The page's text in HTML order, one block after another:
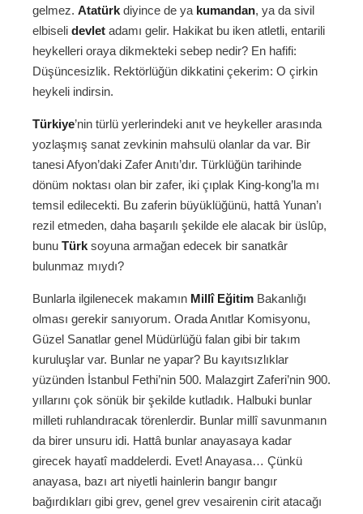
gelmez. Atatürk diyince de ya kumandan, ya da sivil
elbiseli devlet adamı gelir. Hakikat bu iken atletli, entarili
heykelleri oraya dikmekteki sebep nedir? En hafifi:
Düşüncesizlik. Rektörlüğün dikkatini çekerim: O çirkin
heykeli indirsin.
Türkiye’nin türlü yerlerindeki anıt ve heykeller arasında
yozlaşmış sanat zevkinin mahsulü olanlar da var. Bir
tanesi Afyon’daki Zafer Anıtı’dır. Türklüğün tarihinde
dönüm noktası olan bir zafer, iki çıplak King-kong’la mı
temsil edilecekti. Bu zaferin büyüklüğünü, hattâ Yunan’ı
rezil etmeden, daha başarılı şekilde ele alacak bir üslûp,
bunu Türk soyuna armağan edecek bir sanatkâr
bulunmaz mıydı?
Bunlarla ilgilenecek makamın Millî Eğitim Bakanlığı
olması gerekir sanıyorum. Orada Anıtlar Komisyonu,
Güzel Sanatlar genel Müdürlüğü falan gibi bir takım
kuruluşlar var. Bunlar ne yapar? Bu kayıtsızlıklar
yüzünden İstanbul Fethi’nin 500. Malazgirt Zaferi’nin 900.
yıllarını çok sönük bir şekilde kutladık. Halbuki bunlar
milleti ruhlandıracak törenlerdir. Bunlar millî savunmanın
da birer unsuru idi. Hattâ bunlar anayasaya kadar
girecek hayatî maddelerdi. Evet! Anayasa… Çünkü
anayasa, bazı art niyetli hainlerin bangır bangır
bağırdıkları gibi grev, genel grev vesairenin cirit atacağı